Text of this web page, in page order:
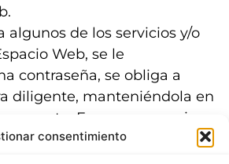
consentimiento
algunos de los servicios y/o
Web, se le
contraseña, se obliga a
diligente, manteniéndola en
secreto. En consecuencia,
de su adecuada custodia y